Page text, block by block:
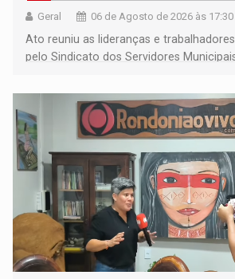
Geral 06 de Agosto de 2026 às 17:30
Ato reuniu as lideranças e
pelo Sindicato dos Servidores